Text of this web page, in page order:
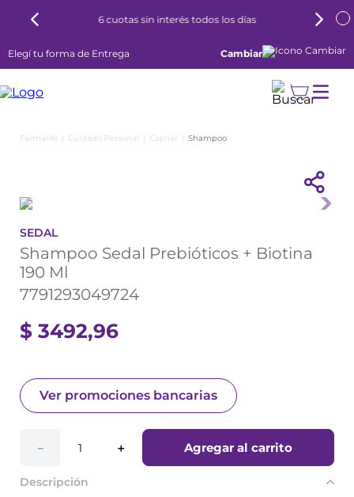
6 cuotas sin interés todos los días
Elegí tu forma de Entrega Cambiar
Cuidado Personal Capilar Shampoo
SEDAL
Shampoo Sedal Prebióticos + Biotina
190 Ml
7791293049724
$ 3492,96
Ver promociones bancarias
＋
－ Agregar al carrito
Descripción